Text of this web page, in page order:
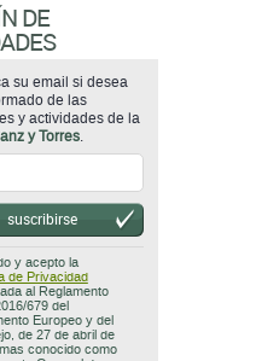
DE
su email si desea
de las
y actividades de la
y Torres.
suscribirse
y acepto la
de Privacidad
al Reglamento
679 del
Europeo y del
de 27 de abril de
conocido como